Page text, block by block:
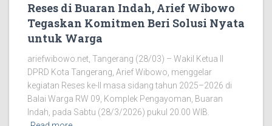
Reses di Buaran Indah, Arief Wibowo
Tegaskan Komitmen Beri Solusi Nyata
untuk Warga
ariefwibowo.net, Tangerang (28/03) – Wakil Ketua II
DPRD Kota Tangerang, Arief Wibowo, menggelar
kegiatan Reses ke-II masa sidang tahun 2025–2026 di
Balai Warga RW 09, Komplek Pengayoman, Buaran
Indah, pada Sabtu (28/3/2026) pukul 20.00 WIB.